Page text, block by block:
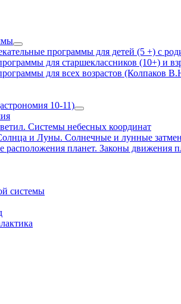
Show
sub
menu
программы для детей (5 +) с
для старшеклассников (10+) и
для всех возрастов (Колпаков
10-11)
Show
sub
menu
Системы небесных координат
и Луны. Солнечные и лунные
планет. Законы движения
системы